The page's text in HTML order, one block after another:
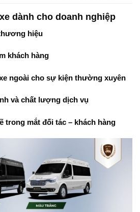
dành cho doanh nghiệp
hiệu
khách hàng
ngoài cho sự kiện thường xuyên
và chất lượng dịch vụ
trong mắt đối tác – khách hàng